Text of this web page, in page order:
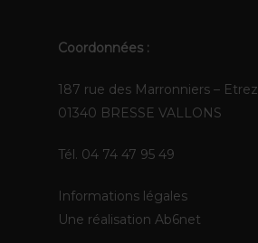
Coordonnées :
187 rue des Marronniers – Etrez
01340 BRESSE VALLONS
Tél. 04 74 47 95 49
Informations légales
Une réalisation Ab6net